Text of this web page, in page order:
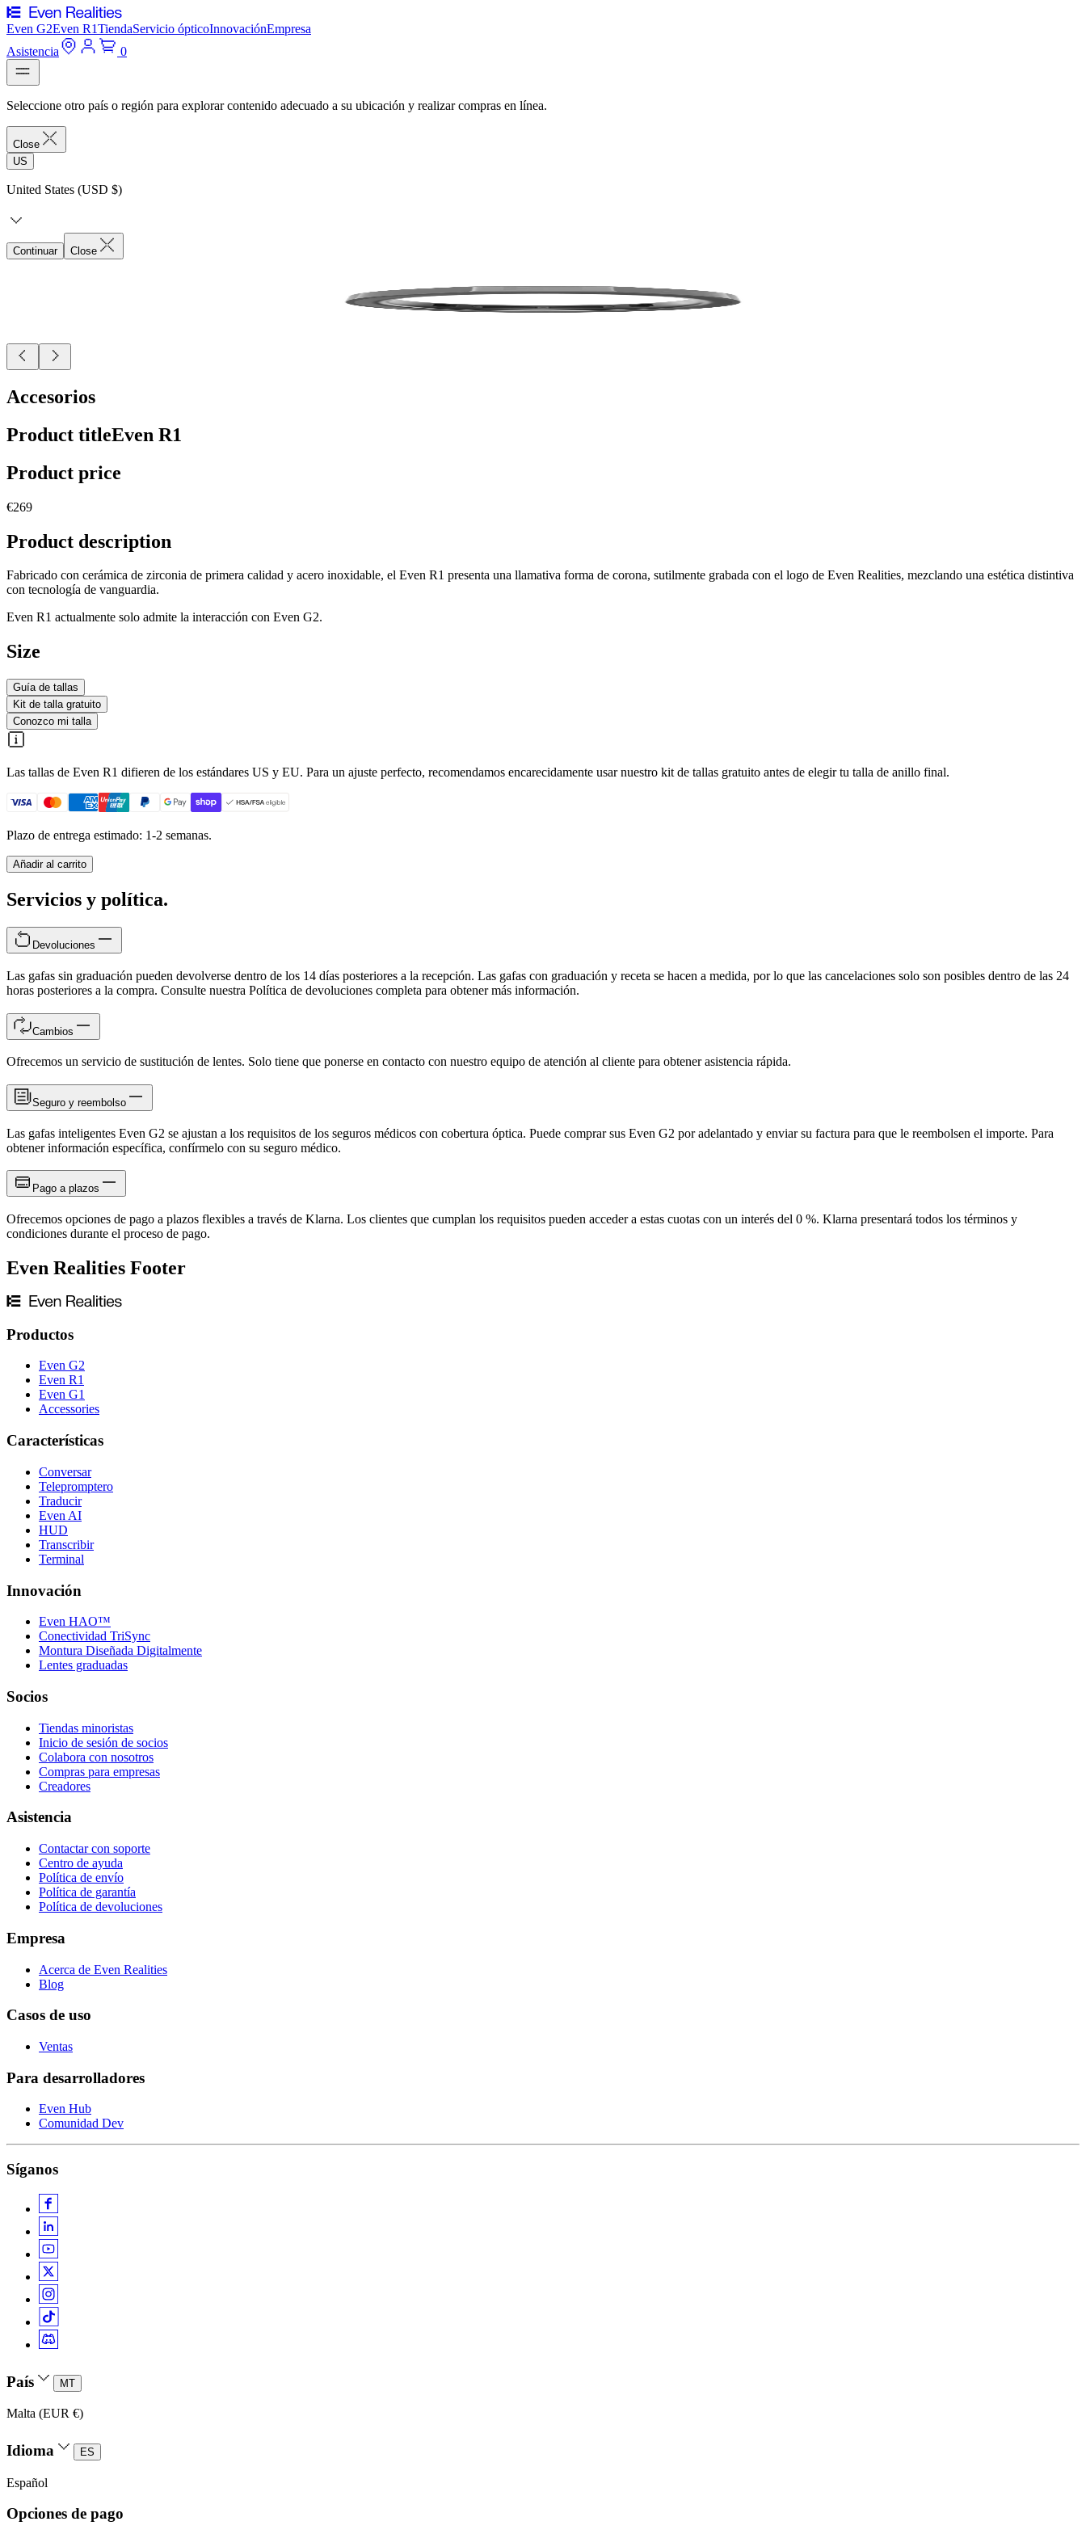
Even G2Even R1TiendaServicio ópticoInnovaciónEmpresa
Asistencia
0
Seleccione otro país o región para explorar contenido adecuado a su ubicación y realizar compras en línea.
Close
US
United States (USD $)
Continuar Close
Accesorios
Product titleEven R1
Product price
€269
Product description
Fabricado con cerámica de zirconia de primera calidad y acero inoxidable, el Even R1 presenta una llamativa forma de corona, sutilmente grabada con el logo de Even Realities, mezclando una estética distintiva
con tecnología de vanguardia.
Even R1 actualmente solo admite la interacción con Even G2.
Size
Guía de tallas
Kit de talla gratuito
Conozco mi talla
Las tallas de Even R1 difieren de los estándares US y EU. Para un ajuste perfecto, recomendamos encarecidamente usar nuestro kit de tallas gratuito antes de elegir tu talla de anillo final.
Plazo de entrega estimado: 1-2 semanas.
Añadir al carrito
Servicios y política.
Devoluciones
Las gafas sin graduación pueden devolverse dentro de los 14 días posteriores a la recepción. Las gafas con graduación y receta se hacen a medida, por lo que las cancelaciones solo son posibles dentro de las 24
horas posteriores a la compra. Consulte nuestra Política de devoluciones completa para obtener más información.
Cambios
Ofrecemos un servicio de sustitución de lentes. Solo tiene que ponerse en contacto con nuestro equipo de atención al cliente para obtener asistencia rápida.
Seguro y reembolso
Las gafas inteligentes Even G2 se ajustan a los requisitos de los seguros médicos con cobertura óptica. Puede comprar sus Even G2 por adelantado y enviar su factura para que le reembolsen el importe. Para
obtener información específica, confírmelo con su seguro médico.
Pago a plazos
Ofrecemos opciones de pago a plazos flexibles a través de Klarna. Los clientes que cumplan los requisitos pueden acceder a estas cuotas con un interés del 0 %. Klarna presentará todos los términos y
condiciones durante el proceso de pago.
Even Realities Footer
Productos
Even G2
Even R1
Even G1
Accessories
Características
Conversar
Telepromptero
Traducir
Even AI
HUD
Transcribir
Terminal
Innovación
Even HAO™
Conectividad TriSync
Montura Diseñada Digitalmente
Lentes graduadas
Socios
Tiendas minoristas
Inicio de sesión de socios
Colabora con nosotros
Compras para empresas
Creadores
Asistencia
Contactar con soporte
Centro de ayuda
Política de envío
Política de garantía
Política de devoluciones
Empresa
Acerca de Even Realities
Blog
Casos de uso
Ventas
Para desarrolladores
Even Hub
Comunidad Dev
Síganos
País MT
Malta (EUR €)
Idioma ES
Español
Opciones de pago